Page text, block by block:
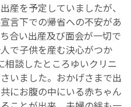
産を予定していましたが、
言下での帰省への不安があ
合い出産及び面会が一切で
で子供を産む決心がつか
談したところゆいクリニ
いました。おかげさまで出
にお腹の中にいる赤ちゃん
児
種
療内容